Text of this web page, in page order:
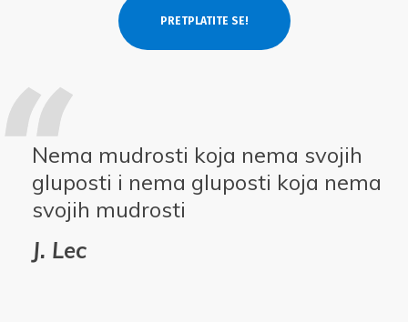
Nema mudrosti koja nema svojih
gluposti i nema gluposti koja nema
svojih mudrosti
J. Lec